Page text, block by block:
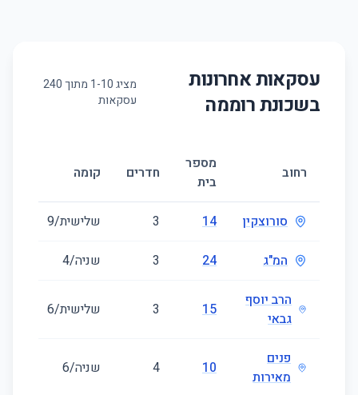
עסקאות אחרונות
בשכונתרוממה
מציג 1-10 מתוך240
עסקאות
רחוב
מספר
בית
חדרים קומה
סורוצקין 14
3 שלישית/9
המ"ג 24
3 שניה/4
הרב יוסף
גבאי
15
3 שלישית/6
פנים
מאירות
10
4 שניה/6